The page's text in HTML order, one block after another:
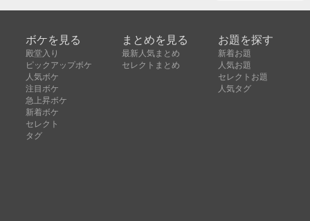
ボケを見る
殿堂入り
ピックアップボケ
人気ボケ
注目ボケ
急上昇ボケ
新着ボケ
セレクト
タグ
まとめを見る
最新人気まとめ
セレクトまとめ
お題を探す
新着お題
人気お題
セレクトお題
人気タグ